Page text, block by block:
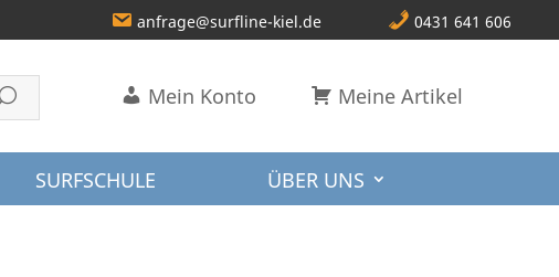
0431 641 606
anfrage@surfline-kiel.de
Meine Artikel
Mein Konto
SURFSCHULE ÜBER UNS